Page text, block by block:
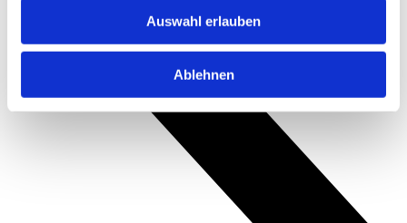
Auswahl erlauben
Ablehnen